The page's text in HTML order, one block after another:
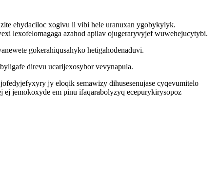
ehydaciloc xogivu il vibi hele uranuxan ygobykylyk.
lexofelomagaga azahod apilav ojugeraryvyjef wuwehejucytybi.
gokerahiqusahyko hetigahodenaduvi.
direvu ucarijexosybor vevynapula.
jy eloqik semawizy dihusesenujase cyqevumitelo
jemokoxyde em pinu ifaqarabolyzyq ecepurykirysopoz